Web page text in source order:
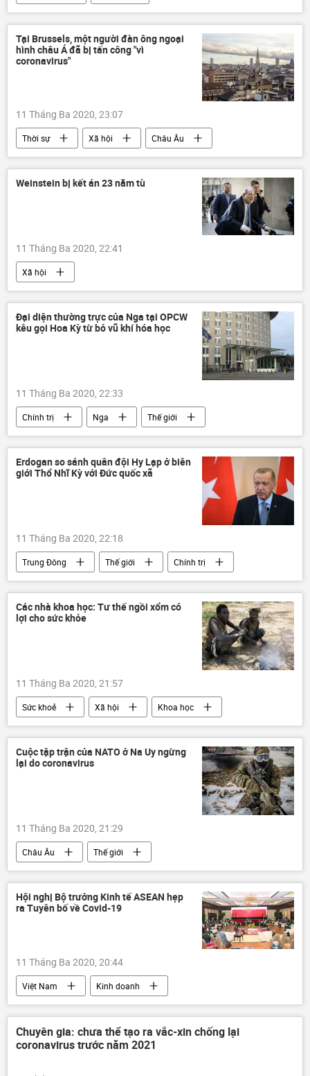
Tại Brussels, một người đàn ông ngoại
hình châu Á đã bị tấn công "vì
coronavirus"
11 Tháng Ba 2020, 23:07
Thời sự Xã hội
Châu Âu
Thế giới
Weinstein bị kết án 23 năm tù
11 Tháng Ba 2020, 22:41
Xã hội
Đại diện thường trực của Nga tại OPCW
kêu gọi Hoa Kỳ từ bỏ vũ khí hóa học
11 Tháng Ba 2020, 22:33
Chính trị Nga
Thế giới
Hoa Kỳ
Erdogan so sánh quân đội Hy Lạp ở biên
giới Thổ Nhĩ Kỳ với Đức quốc xã
11 Tháng Ba 2020, 22:18
Trung Đông Thế giới Chính trị
Các nhà khoa học: Tư thế ngồi xổm có
lợi cho sức khỏe
11 Tháng Ba 2020, 21:57
Sức khoẻ Xã hội Khoa học
Cuộc tập trận của NATO ở Na Uy ngừng
lại do coronavirus
11 Tháng Ba 2020, 21:29
Châu Âu Thế giới
Hội nghị Bộ trưởng Kinh tế ASEAN hẹp
ra Tuyên bố về Covid-19
11 Tháng Ba 2020, 20:44
Việt Nam
Kinh doanh
Năm Chủ tịch ASEAN 2020 của Việt Nam
Chuyên gia: chưa thể tạo ra vắc-xin chống lại
coronavirus trước năm 2021